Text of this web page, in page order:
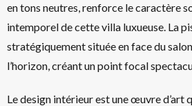
en tons neutres, renforce le caractère
intemporel de cette villa luxueuse. La
stratégiquement située en face du
l’horizon, créant un point focal
Le design intérieur est une œuvre d’art